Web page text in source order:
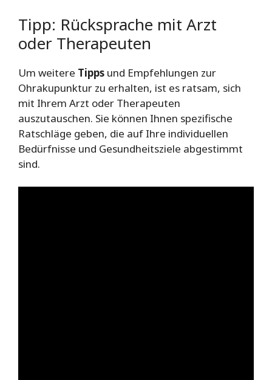
Tipp: Rücksprache mit Arzt
oder Therapeuten
Um weitere Tipps und Empfehlungen zur
Ohrakupunktur zu erhalten, ist es ratsam, sich
mit Ihrem Arzt oder Therapeuten
auszutauschen. Sie können Ihnen spezifische
Ratschläge geben, die auf Ihre individuellen
Bedürfnisse und Gesundheitsziele abgestimmt
sind.